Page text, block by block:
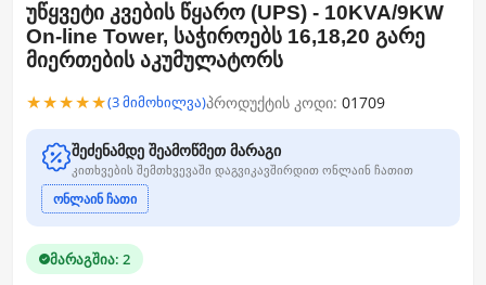
უწყვეტი კვების წყარო (UPS) - 10KVA/9KW
On-line Tower, საჭიროებს 16,18,20 გარე
მიერთების აკუმულატორს
★★★★★(3 მიმოხილვა)პროდუქტის კოდი: 01709
შეძენამდე შეამოწმეთ მარაგი
კითხვების შემთხვევაში დაგვიკავშირდით ონლაინ ჩათით
ონლაინ ჩათი
მარაგშია: 2